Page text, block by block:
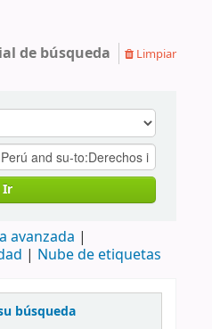
de búsqueda Limpiar
Ir
avanzada
Nube de etiquetas
búsqueda